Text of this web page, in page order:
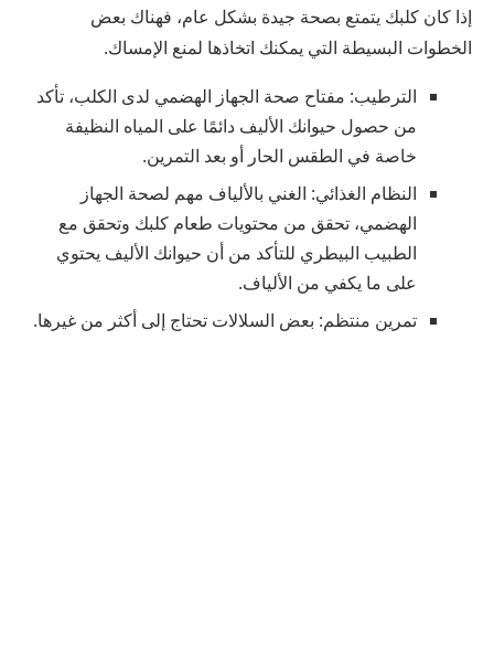
إذا كان كلبك يتمتع بصحة جيدة بشكل عام، فهناك بعض
الخطوات البسيطة التي يمكنك اتخاذها لمنع الإمساك.
الترطيب: مفتاح صحة الجهاز الهضمي لدى الكلب، تأكد
من حصول حيوانك الأليف دائمًا على المياه النظيفة
خاصة في الطقس الحار أو بعد التمرين.
النظام الغذائي: الغني بالألياف مهم لصحة الجهاز
الهضمي، تحقق من محتويات طعام كلبك وتحقق مع
الطبيب البيطري للتأكد من أن حيوانك الأليف يحتوي
على ما يكفي من الألياف.
تمرين منتظم: بعض السلالات تحتاج إلى أكثر من غيرها.